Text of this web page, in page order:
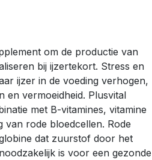
om de productie van
bij ijzertekort. Stress en
ijzer in de voeding verhogen,
en vermoeidheid. Plusvital
met B-vitamines, vitamine
van rode bloedcellen. Rode
dat zuurstof door het
is voor een gezonde